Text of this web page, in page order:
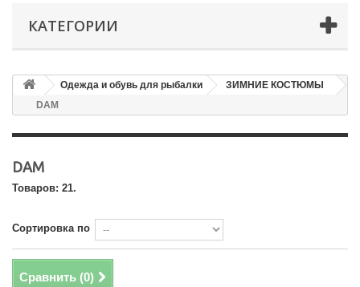
КАТЕГОРИИ
Одежда и обувь для рыбалки
ЗИМНИЕ КОСТЮМЫ
DAM
DAM
Товаров: 21.
Сортировка по
Сравнить (0)